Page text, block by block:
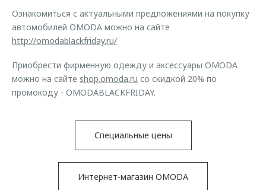
Ознакомиться с актуальными предложениями на покупку
автомобилей OMODA можно на сайте
http://omodablackfriday.ru/
Приобрести фирменную одежду и аксессуары OMODA
можно на сайте shop.omoda.ru со скидкой 20% по
промокоду - OMODABLACKFRIDAY.
Специальные цены
Интернет-магазин OMODA